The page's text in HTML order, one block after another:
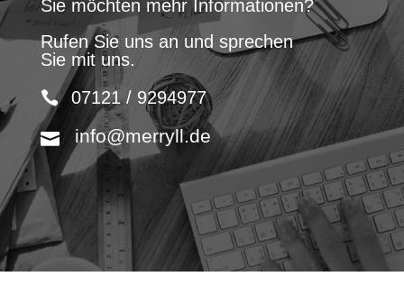
Sie möchten mehr Informationen?
Rufen Sie uns an und sprechen
Sie mit uns.
07121 / 9294977
info@merryll.de